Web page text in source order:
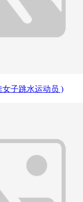
女子跳水运动员 )